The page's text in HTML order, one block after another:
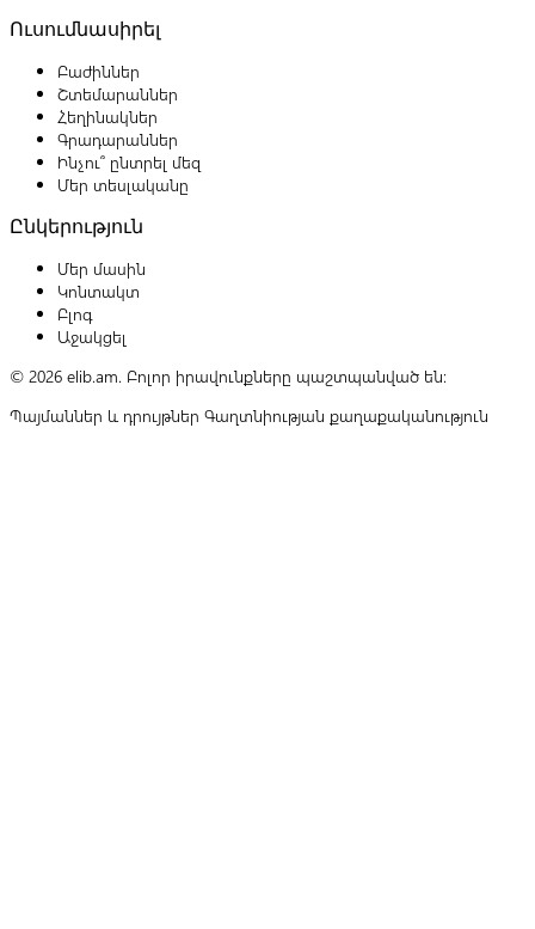
Ուսումնասիրել
Բաժիններ
Շտեմարաններ
Հեղինակներ
Գրադարաններ
Ինչու՞ ընտրել մեզ
Մեր տեսլականը
Ընկերություն
Մեր մասին
Կոնտակտ
Բլոգ
Աջակցել
© 2026 elib.am. Բոլոր իրավունքները պաշտպանված են:
Պայմաններ և դրույթներ Գաղտնիության քաղաքականություն